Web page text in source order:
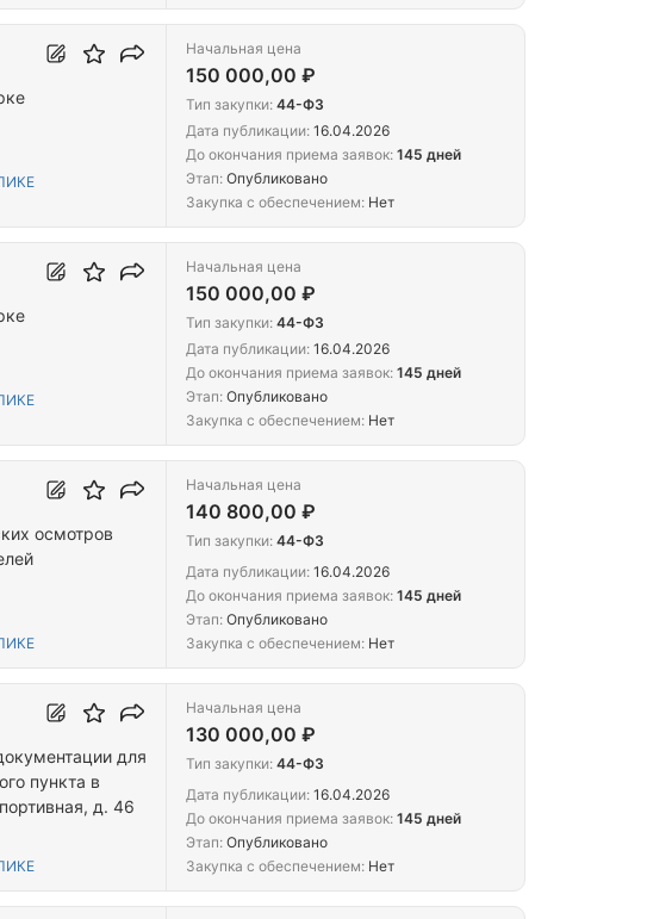
Начальная цена
150 000,00 ₽
Тип закупки: 44-ФЗ
Дата публикации: 16.04.2026
До окончания приема заявок: 145 дней
Этап: Опубликовано
Закупка с обеспечением: Нет
Начальная цена
150 000,00 ₽
Тип закупки: 44-ФЗ
Дата публикации: 16.04.2026
До окончания приема заявок: 145 дней
Этап: Опубликовано
Закупка с обеспечением: Нет
осмотров
Начальная цена
140 800,00 ₽
Тип закупки: 44-ФЗ
Дата публикации: 16.04.2026
До окончания приема заявок: 145 дней
Этап: Опубликовано
Закупка с обеспечением: Нет
для
пункта в
д. 46
Начальная цена
130 000,00 ₽
Тип закупки: 44-ФЗ
Дата публикации: 16.04.2026
До окончания приема заявок: 145 дней
Этап: Опубликовано
Закупка с обеспечением: Нет